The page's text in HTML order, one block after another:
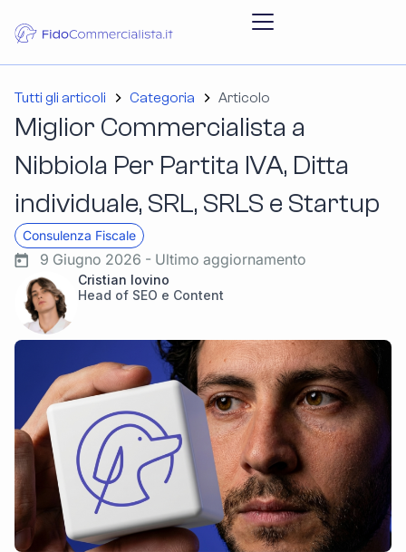
Tutti gli articoli Categoria Articolo
Miglior Commercialista a
Nibbiola Per Partita IVA, Ditta
individuale, SRL, SRLS e Startup
Consulenza Fiscale
9 Giugno 2026 - Ultimo aggiornamento
Cristian Iovino
Head of SEO e Content